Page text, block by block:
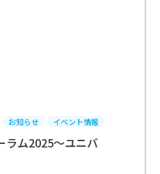
お知らせ イベント情報
ラム2025～ユニバ